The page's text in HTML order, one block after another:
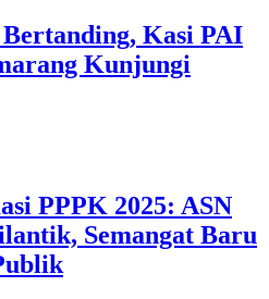
Kasi PAI
Kunjungi
PPPK 2025: ASN
Semangat Baru